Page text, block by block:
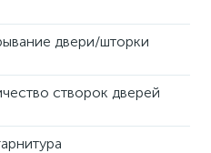
двери/шторки
створок дверей